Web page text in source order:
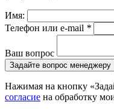
Имя:
Телефон или e-mail *
Ваш вопрос
Задайте вопрос менеджеру
Нажимая на кнопку
согласие на обработку